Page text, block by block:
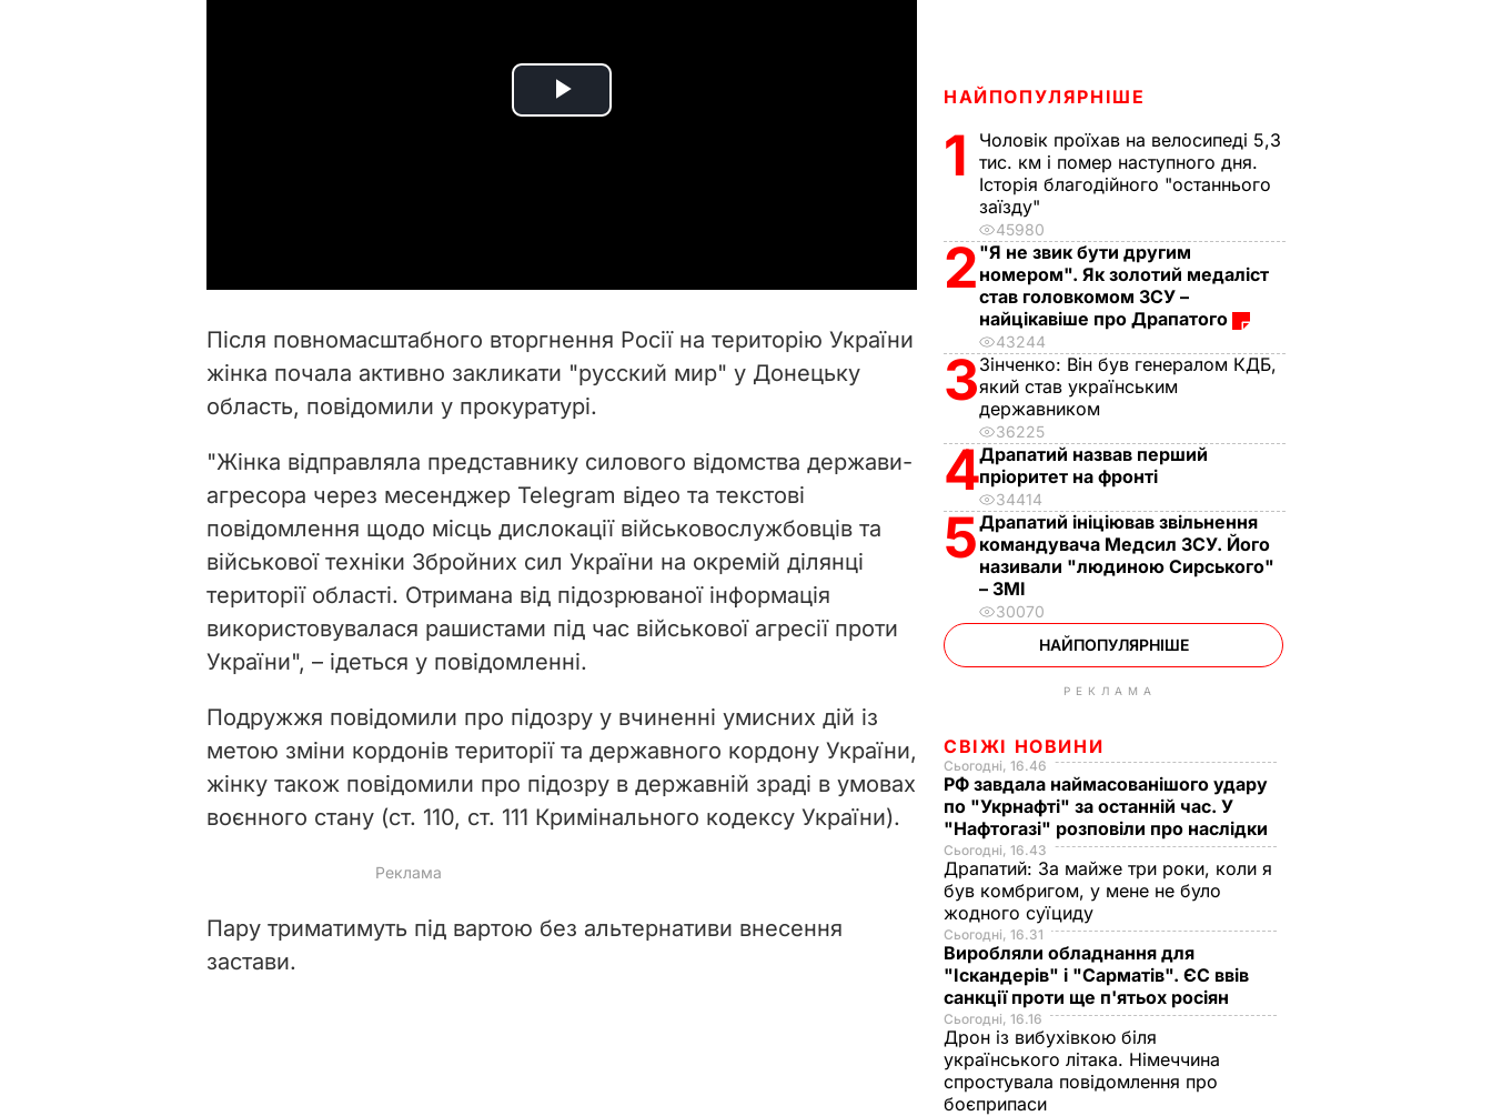
P
d
e
o
Після повномасштабного вторгнення Росії на територію України
жінка почала активно закликати "русский мир" у Донецьку
область, повідомили у прокуратурі.
"Жінка відправляла представнику силового відомства держави-
агресора через месенджер Telegram відео та текстові
повідомлення щодо місць дислокації військовослужбовців та
військової техніки Збройних сил України на окремій ділянці
території області. Отримана від підозрюваної інформація
використовувалася рашистами під час військової агресії проти
України", – ідеться у повідомленні.
Подружжя повідомили про підозру у вчиненні умисних дій із
метою зміни кордонів території та державного кордону України,
жінку також повідомили про підозру в державній зраді в умовах
воєнного стану (ст. 110, ст. 111 Кримінального кодексу України).
Пару триматимуть під вартою без альтернативи внесення
застави.
НАЙПОПУЛЯРНІШЕ
1
Чоловік проїхав на велосипеді 5,3
тис. км і помер наступного дня.
Історія благодійного "останнього
заїзду"
45980
2 "Я не звик бути другим
номером". Як золотий медаліст
став головкомом ЗСУ –
найцікавіше про Драпатого
43244
3Зінченко: Він був генералом КДБ,
який став українським
державником
36225
4Драпатий назвав перший
пріоритет на фронті
34414
5Драпатий ініціював звільнення
командувача Медсил ЗСУ. Його
називали "людиною Сирського"
– ЗМІ
30070
НАЙПОПУЛЯРНІШЕ
РЕКЛАМА
СВІЖІ НОВИНИ
Сьогодні, 16.46
РФ завдала наймасованішого удару
по "Укрнафті" за останній час. У
"Нафтогазі" розповіли про наслідки
Сьогодні, 16.43
Драпатий: За майже три роки, коли я
був комбригом, у мене не було
жодного суїциду
Сьогодні, 16.31
Виробляли обладнання для
"Іскандерів" і "Сарматів". ЄС ввів
санкції проти ще п'ятьох росіян
Сьогодні, 16.16
Дрон із вибухівкою біля
українського літака. Німеччина
спростувала повідомлення про
боєприпаси